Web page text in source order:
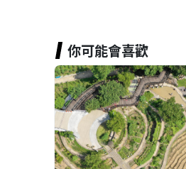
你可能會喜歡